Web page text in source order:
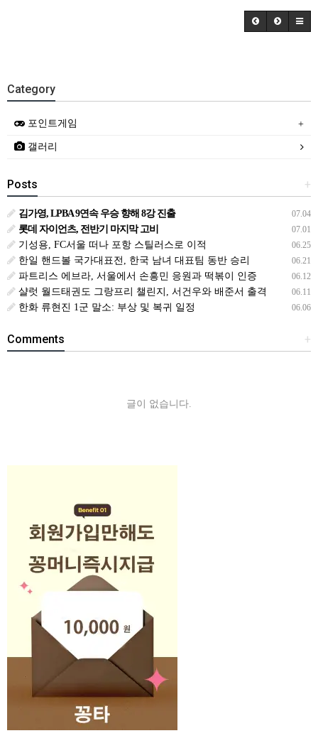
Category
포인트게임
갤러리
+
Posts
07.04
김가영, LPBA 9연속 우승 향해 8강 진출
07.01
롯데 자이언츠, 전반기 마지막 고비
06.25
기성용, FC서울 떠나 포항 스틸러스로 이적
06.21
한일 핸드볼 국가대표전, 한국 남녀 대표팀 동반 승리
06.12
파트리스 에브라, 서울에서 손흥민 응원과 떡볶이 인증
06.11
샬럿 월드태권도 그랑프리 챌린지, 서건우와 배준서 출격
06.06
한화 류현진 1군 말소: 부상 및 복귀 일정
+
Comments
글이 없습니다.